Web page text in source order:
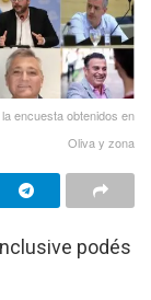
encuesta obtenidos en
Oliva y zona
podés